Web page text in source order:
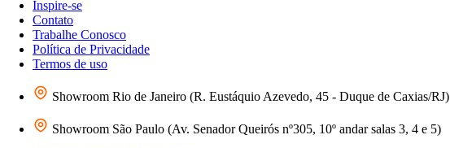
Inspire-se
Contato
Trabalhe Conosco
Política de Privacidade
Termos de uso
Showroom Rio de Janeiro (R. Eustáquio Azevedo, 45 - Duque de Caxias/RJ)
Showroom São Paulo (Av. Senador Queirós nº305, 10º andar salas 3, 4 e 5)